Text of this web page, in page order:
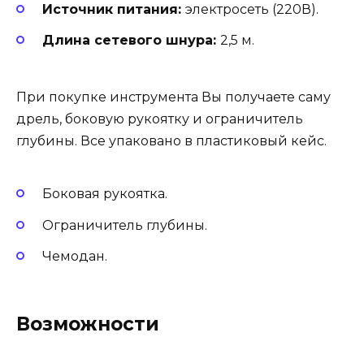
Источник питания: электросеть (220В).
Длина сетевого шнура: 2,5 м.
При покупке инструмента Вы получаете саму
дрель, боковую рукоятку и ограничитель
глубины. Все упаковано в пластиковый кейс.
Боковая рукоятка.
Ограничитель глубины.
Чемодан.
Возможности